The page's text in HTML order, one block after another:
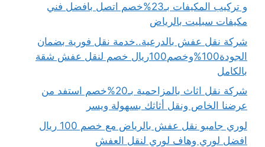
و تركيب المكيفات بـ23%خصم اتصل بافضل فني
مكيفات سبليت بالرياض
شركة نقل عفش بالدرعية..خدمة نقل فورية بضمان
الجودة100%وخصم100ريال خصم لنقل عفش شقة
بالكامل
شركة نقل اثاث بالمزاحمية بـ20%خصم استفد من
عرضنا الخاص ونقل أثاثك بسهولة ويسر
لوري جامبو نقل عفش بالرياض مع خصم 100 ريال
افضل لوري وهاف لوري لنقل العفش